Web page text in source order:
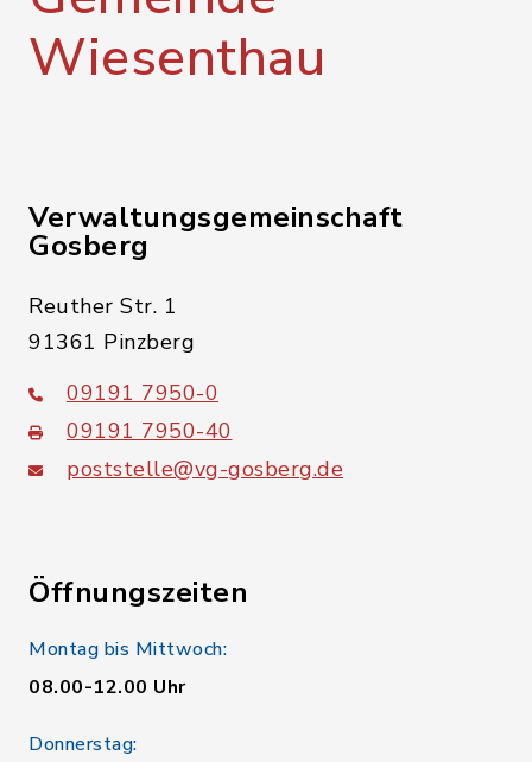
Wiesenthau
Verwaltungsgemeinschaft
Gosberg
Reuther Str. 1
91361 Pinzberg
09191 7950-0
09191 7950-40
poststelle@vg-gosberg.de
Öffnungszeiten
Montag bis Mittwoch:
08.00-12.00 Uhr
Donnerstag: